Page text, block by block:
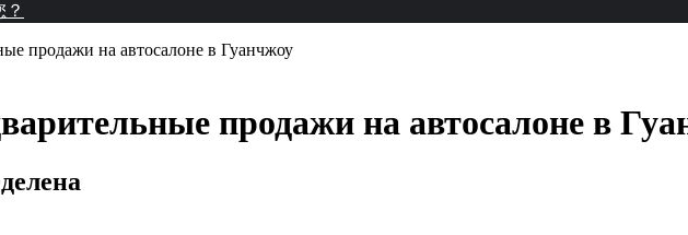
продажи на автосалоне в Гуанчжоу
продажи на автосалоне в